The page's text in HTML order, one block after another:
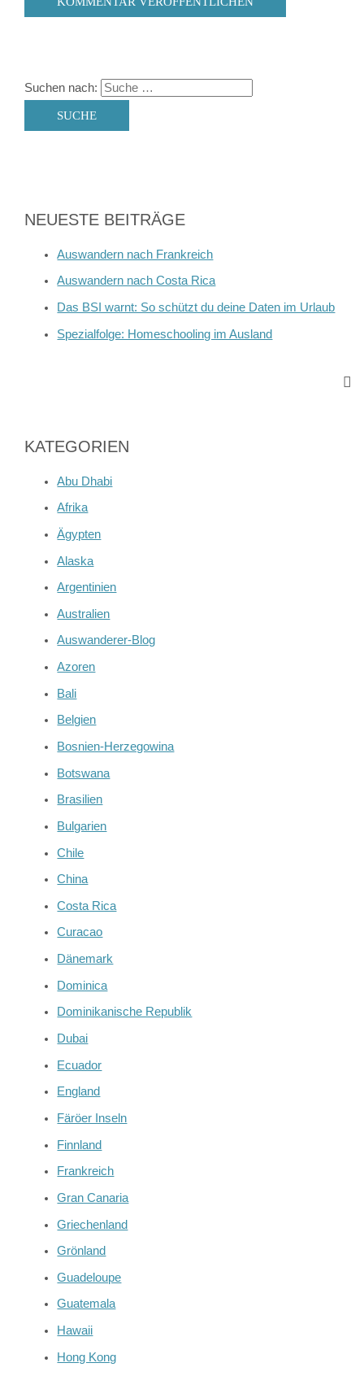
Suchen nach:
NEUESTE BEITRÄGE
Auswandern nach Frankreich
Auswandern nach Costa Rica
Das BSI warnt: So schützt du deine Daten im Urlaub
Spezialfolge: Homeschooling im Ausland
KATEGORIEN
Abu Dhabi
Afrika
Ägypten
Alaska
Argentinien
Australien
Auswanderer-Blog
Azoren
Bali
Belgien
Bosnien-Herzegowina
Botswana
Brasilien
Bulgarien
Chile
China
Costa Rica
Curacao
Dänemark
Dominica
Dominikanische Republik
Dubai
Ecuador
England
Färöer Inseln
Finnland
Frankreich
Gran Canaria
Griechenland
Grönland
Guadeloupe
Guatemala
Hawaii
Hong Kong